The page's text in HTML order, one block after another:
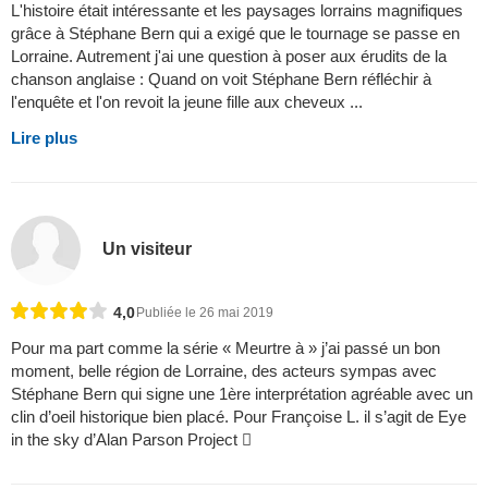
L'histoire était intéressante et les paysages lorrains magnifiques
grâce à Stéphane Bern qui a exigé que le tournage se passe en
Lorraine. Autrement j'ai une question à poser aux érudits de la
chanson anglaise : Quand on voit Stéphane Bern réfléchir à
l'enquête et l'on revoit la jeune fille aux cheveux ...
Lire plus
Un visiteur
4,0 Publiée le 26 mai 2019
Pour ma part comme la série « Meurtre à » j’ai passé un bon
moment, belle région de Lorraine, des acteurs sympas avec
Stéphane Bern qui signe une 1ère interprétation agréable avec un
clin d’oeil historique bien placé. Pour Françoise L. il s’agit de Eye
in the sky d’Alan Parson Project 